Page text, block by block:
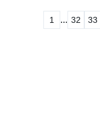
1 ... 32 33